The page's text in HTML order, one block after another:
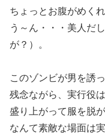
ちょっとお腹がめく
う～ん・・・美人だ
が？）。
このゾンビが男を誘
残念ながら、実行役
盛り上がって服を脱
なんて素敵な場面は実